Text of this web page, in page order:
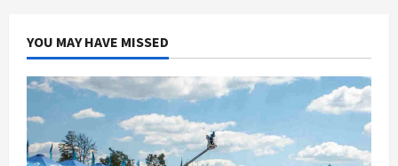
YOU MAY HAVE MISSED